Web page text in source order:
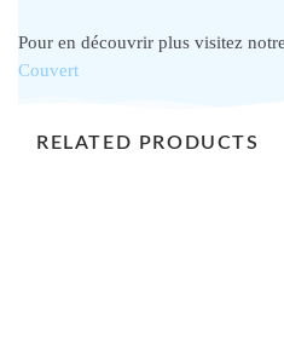
Pour en découvrir plus visitez
Couvert
RELATED PRODUCTS